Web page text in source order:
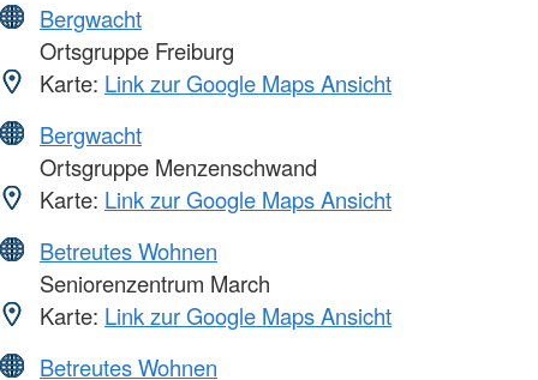
Bergwacht
Ortsgruppe Freiburg
Karte: Link zur Google Maps Ansicht
Bergwacht
Ortsgruppe Menzenschwand
Karte: Link zur Google Maps Ansicht
Betreutes Wohnen
Seniorenzentrum March
Karte: Link zur Google Maps Ansicht
Betreutes Wohnen